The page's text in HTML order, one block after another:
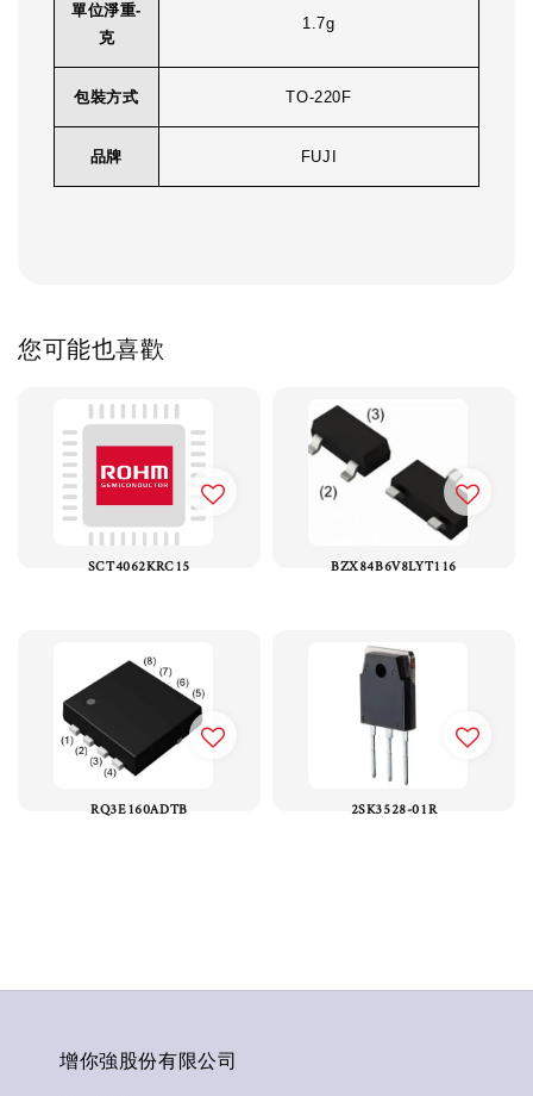
單位淨重-
克
1.7g
包裝方式 TO-220F
品牌 FUJI
您可能也喜歡
SCT4062KRC15 BZX84B6V8LYT116
RQ3E160ADTB 2SK3528-01R
增你強股份有限公司